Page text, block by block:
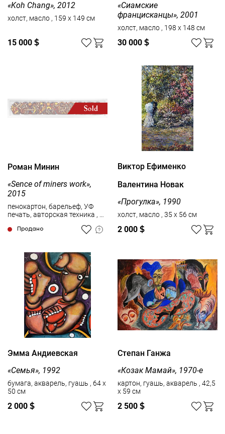
«Koh Chang», 2012
холст, масло , 159 x 149 см
15 000 $
«Сиамские
францисканцы», 2001
холст, масло , 198 x 148 см
30 000 $
Роман Минин
«Sence of miners work»,
2015
пенокартон, барельеф, УФ
печать, авторская техника , 30
Продано
Виктор Ефименко
Валентина Новак
«Прогулка», 1990
холст, масло , 35 x 56 см
2 000 $
Эмма Андиевская
«Семья», 1992
бумага, акварель, гуашь , 64 x
50 см
2 000 $
Степан Ганжа
«Козак Мамай», 1970-е
картон, гуашь, акварель , 42,5
x 59 см
2 500 $